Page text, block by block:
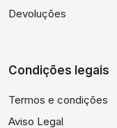
Devoluções
Condições legais
Termos e condições
Aviso Legal